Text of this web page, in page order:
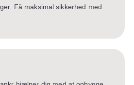
Få maksimal sikkerhed med